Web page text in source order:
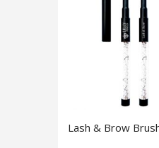
Lash & Brow